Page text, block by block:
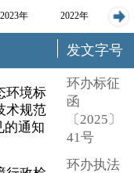
2023年 2022年
发文字号
环境标
术规范
的通知
环办标征
函
〔2025〕
41号
环办执法